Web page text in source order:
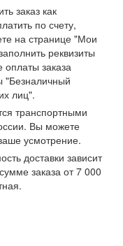
заказ как
по счету,
на странице "Мои
реквизиты
оплаты заказа
"Безналичный
лиц".
транспортными
Вы можете
усмотрение.
доставки зависит
заказа от 7 000